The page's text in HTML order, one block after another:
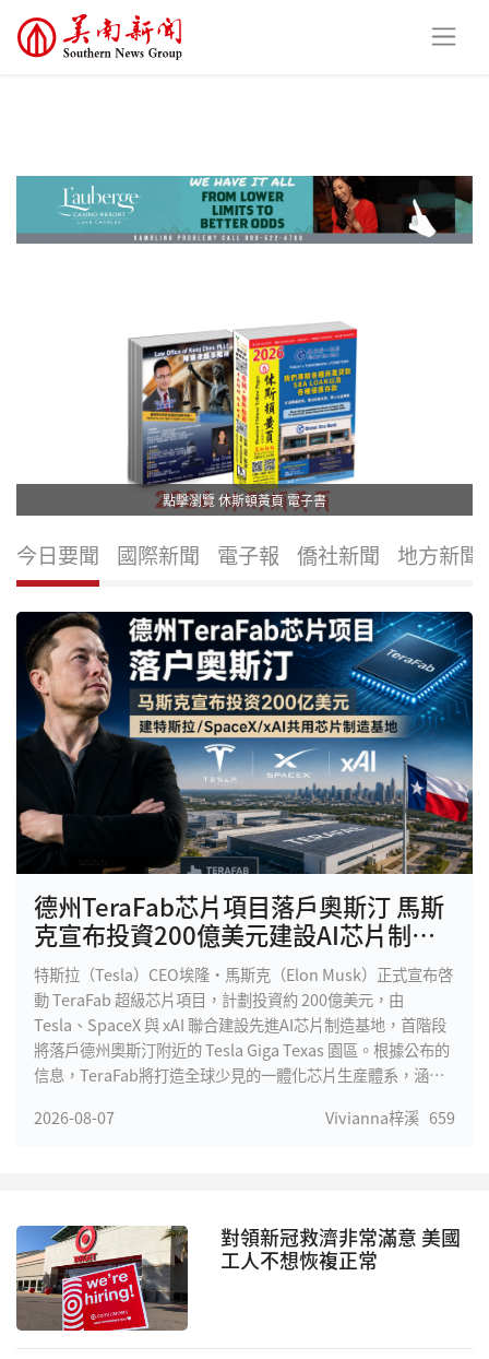
點擊瀏覽 休斯頓黃頁 電子書
今日要聞 國際新聞 電子報 僑社新聞 地方新聞
德州TeraFab芯片項目落戶奧斯汀 馬斯
克宣布投資200億美元建設AI芯片制造
基地
特斯拉（Tesla）CEO埃隆·馬斯克（Elon Musk）正式宣布啓
動 TeraFab 超級芯片項目，計劃投資約 200億美元，由
Tesla、SpaceX 與 xAI 聯合建設先進AI芯片制造基地，首階段
將落戶德州奧斯汀附近的 Tesla Giga Texas 園區。根據公布的
信息，TeraFab將打造全球少見的一體化芯片生産體系，涵蓋
程，大幅縮短AI芯片研發周期，提高迭代效率。馬斯克表示，
需求。
2026-08-07 Vivianna梓溪 659
對領新冠救濟非常滿意 美國
工人不想恢複正常